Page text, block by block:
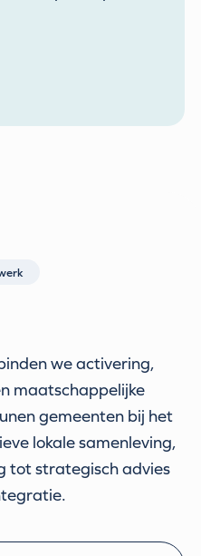
we activering,
maatschappelijke
gemeenten bij het
lokale samenleving,
tot strategisch advies